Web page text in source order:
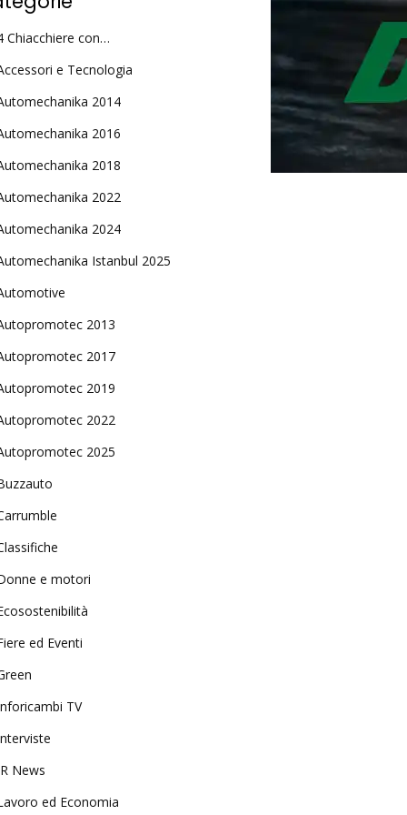
Chiacchiere con…
e Tecnologia
2014
2016
2018
2022
2024
Istanbul 2025
2013
2017
2019
2022
2025
e motori
ed Eventi
TV
News
ed Economia